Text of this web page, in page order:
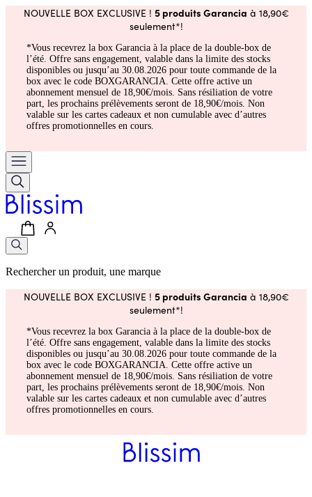
NOUVELLE BOX EXCLUSIVE ! 5 produits Garancia à 18,90€
seulement*!
*Vous recevrez la box Garancia à la place de la double-box de
l’été. Offre sans engagement, valable dans la limite des stocks
disponibles ou jusqu’au 30.08.2026 pour toute commande de la
box avec le code BOXGARANCIA. Cette offre active un
abonnement mensuel de 18,90€/mois. Sans résiliation de votre
part, les prochains prélèvements seront de 18,90€/mois. Non
valable sur les cartes cadeaux et non cumulable avec d’autres
offres promotionnelles en cours.
Rechercher un produit, une marque
NOUVELLE BOX EXCLUSIVE ! 5 produits Garancia à 18,90€
seulement*!
*Vous recevrez la box Garancia à la place de la double-box de
l’été. Offre sans engagement, valable dans la limite des stocks
disponibles ou jusqu’au 30.08.2026 pour toute commande de la
box avec le code BOXGARANCIA. Cette offre active un
abonnement mensuel de 18,90€/mois. Sans résiliation de votre
part, les prochains prélèvements seront de 18,90€/mois. Non
valable sur les cartes cadeaux et non cumulable avec d’autres
offres promotionnelles en cours.